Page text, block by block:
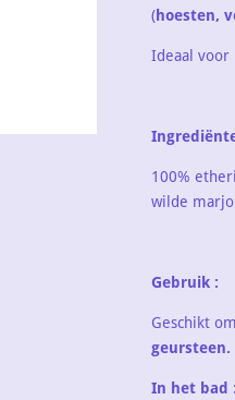
(hoesten,
Ideaal voor
100%
wilde
Gebruik :
Geschikt
geursteen.
In het bad